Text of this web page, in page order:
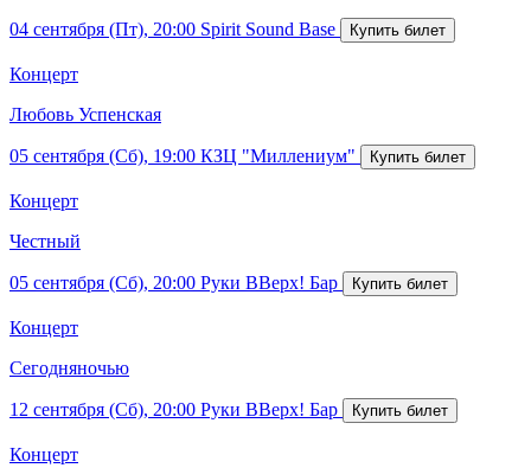
04 сентября (Пт), 20:00 Spirit Sound Base
Концерт
Любовь Успенская
05 сентября (Сб), 19:00 КЗЦ "Миллениум"
Концерт
Честный
05 сентября (Сб), 20:00 Руки ВВерх! Бар
Концерт
Сегодняночью
12 сентября (Сб), 20:00 Руки ВВерх! Бар
Концерт